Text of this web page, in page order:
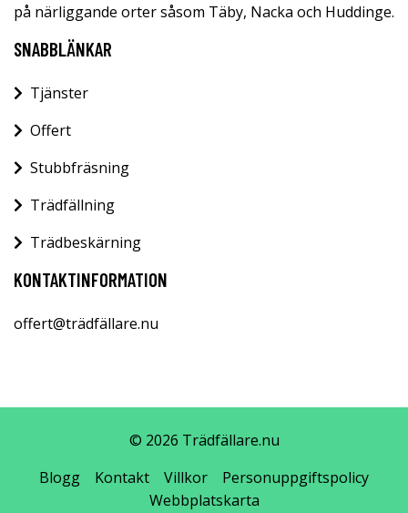
på närliggande orter såsom Täby, Nacka och Huddinge.
SNABBLÄNKAR
Tjänster
Offert
Stubbfräsning
Trädfällning
Trädbeskärning
KONTAKTINFORMATION
offert@trädfällare.nu
© 2026 Trädfällare.nu
Blogg
Kontakt Villkor
Personuppgiftspolicy
Webbplatskarta